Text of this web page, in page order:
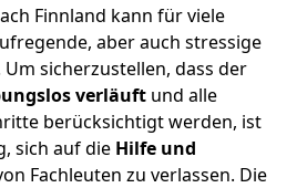
Finnland kann für viele
aber auch stressige
sicherzustellen, dass der
verläuftund alle
berücksichtigt werden, ist
sich auf die Hilfe und
Fachleuten zu verlassen. Die